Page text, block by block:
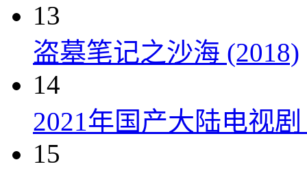
13
盗墓笔记之沙海 (2018)
14
2021年国产大陆电视
15